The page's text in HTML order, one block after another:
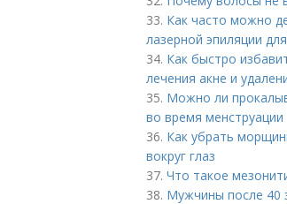
33. Как часто можно
лазерной эпиляции
34. Как быстро
лечения акне и
35. Можно ли
во время менструации
36. Как убрать
вокруг глаз
37. Что такое
38. Мужчины после 40